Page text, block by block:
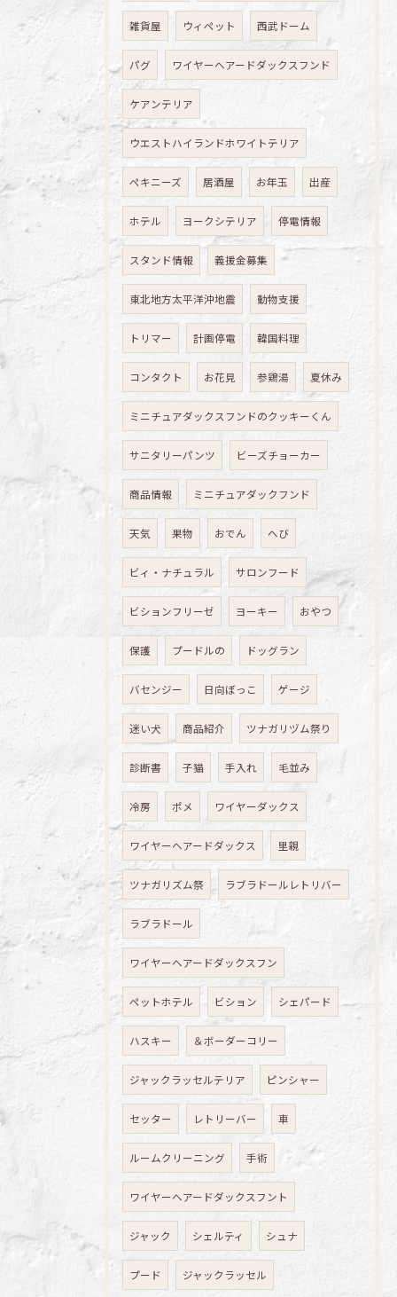
雑貨屋 ウィペット 西武ドーム
パグ ワイヤーヘアードダックスフンド
ケアンテリア
ウエストハイランドホワイトテリア
ペキニーズ 居酒屋 お年玉 出産
ホテル ヨークシテリア 停電情報
スタンド情報 義援金募集
東北地方太平洋沖地震 動物支援
トリマー 計画停電 韓国料理
コンタクト お花見 参鶏湯 夏休み
ミニチュアダックスフンドのクッキーくん
サニタリーパンツ ビーズチョーカー
商品情報 ミニチュアダックフンド
天気 果物 おでん へび
ビィ・ナチュラル サロンフード
ビションフリーゼ ヨーキー おやつ
保護 プードルの ドッグラン
バセンジー 日向ぼっこ ゲージ
迷い犬 商品紹介 ツナガリヅム祭り
診断書 子猫 手入れ 毛並み
冷房 ポメ ワイヤーダックス
ワイヤーヘアードダックス 里親
ツナガリズム祭 ラブラドールレトリバー
ラブラドール
ワイヤーヘアードダックスフン
ペットホテル ビション シェパード
ハスキー ＆ボーダーコリー
ジャックラッセルテリア ピンシャー
セッター レトリーバー 車
ルームクリーニング 手術
ワイヤーヘアードダックスフント
ジャック シェルティ シュナ
プード ジャックラッセル